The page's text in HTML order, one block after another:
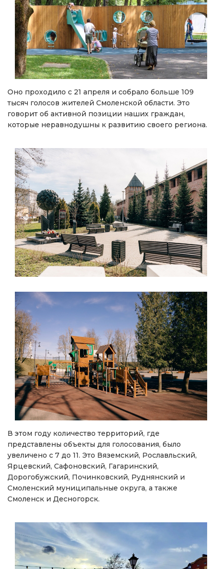
Оно проходило с 21 апреля и собрало больше 109
тысяч голосов жителей Смоленской области. Это
говорит об активной позиции наших граждан,
которые неравнодушны к развитию своего региона.
В этом году количество территорий, где
представлены объекты для голосования, было
увеличено с 7 до 11. Это Вяземский, Рославльский,
Ярцевский, Сафоновский, Гагаринский,
Дорогобужский, Починковский, Руднянский и
Смоленский муниципальные округа, а также
Смоленск и Десногорск.